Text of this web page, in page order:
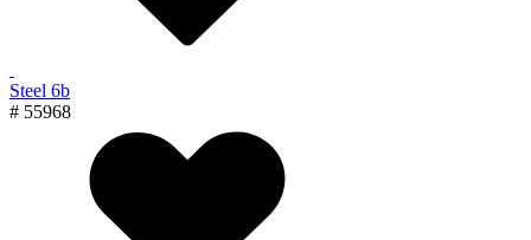
Steel 6b
# 55968